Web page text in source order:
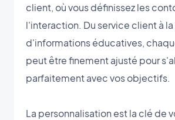
client, où vous définissez les
l'interaction. Du service client à
d'informations éducatives,
peut être finement ajusté pour
parfaitement avec vos objectifs.
La personnalisation est la clé de